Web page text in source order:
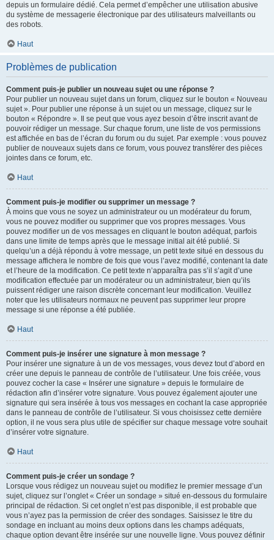
depuis un formulaire dédié. Cela permet d’empêcher une utilisation abusive
du système de messagerie électronique par des utilisateurs malveillants ou
des robots.
Haut
Problèmes de publication
Comment puis-je publier un nouveau sujet ou une réponse ?
Pour publier un nouveau sujet dans un forum, cliquez sur le bouton « Nouveau
sujet ». Pour publier une réponse à un sujet ou un message, cliquez sur le
bouton « Répondre ». Il se peut que vous ayez besoin d’être inscrit avant de
pouvoir rédiger un message. Sur chaque forum, une liste de vos permissions
est affichée en bas de l’écran du forum ou du sujet. Par exemple : vous pouvez
publier de nouveaux sujets dans ce forum, vous pouvez transférer des pièces
jointes dans ce forum, etc.
Haut
Comment puis-je modifier ou supprimer un message ?
À moins que vous ne soyez un administrateur ou un modérateur du forum,
vous ne pouvez modifier ou supprimer que vos propres messages. Vous
pouvez modifier un de vos messages en cliquant le bouton adéquat, parfois
dans une limite de temps après que le message initial ait été publié. Si
quelqu’un a déjà répondu à votre message, un petit texte situé en dessous du
message affichera le nombre de fois que vous l’avez modifié, contenant la date
et l’heure de la modification. Ce petit texte n’apparaîtra pas s’il s’agit d’une
modification effectuée par un modérateur ou un administrateur, bien qu’ils
puissent rédiger une raison discrète concernant leur modification. Veuillez
noter que les utilisateurs normaux ne peuvent pas supprimer leur propre
message si une réponse a été publiée.
Haut
Comment puis-je insérer une signature à mon message ?
Pour insérer une signature à un de vos messages, vous devez tout d’abord en
créer une depuis le panneau de contrôle de l’utilisateur. Une fois créée, vous
pouvez cocher la case « Insérer une signature » depuis le formulaire de
rédaction afin d’insérer votre signature. Vous pouvez également ajouter une
signature qui sera insérée à tous vos messages en cochant la case appropriée
dans le panneau de contrôle de l’utilisateur. Si vous choisissez cette dernière
option, il ne vous sera plus utile de spécifier sur chaque message votre souhait
d’insérer votre signature.
Haut
Comment puis-je créer un sondage ?
Lorsque vous rédigez un nouveau sujet ou modifiez le premier message d’un
sujet, cliquez sur l’onglet « Créer un sondage » situé en-dessous du formulaire
principal de rédaction. Si cet onglet n’est pas disponible, il est probable que
vous n’ayez pas la permission de créer des sondages. Saisissez le titre du
sondage en incluant au moins deux options dans les champs adéquats,
chaque option devant être insérée sur une nouvelle ligne. Vous pouvez définir